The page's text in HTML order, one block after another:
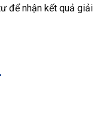
để nhận kết quả giải